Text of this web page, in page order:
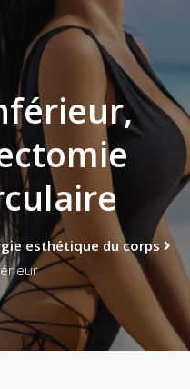
esthétique du corps